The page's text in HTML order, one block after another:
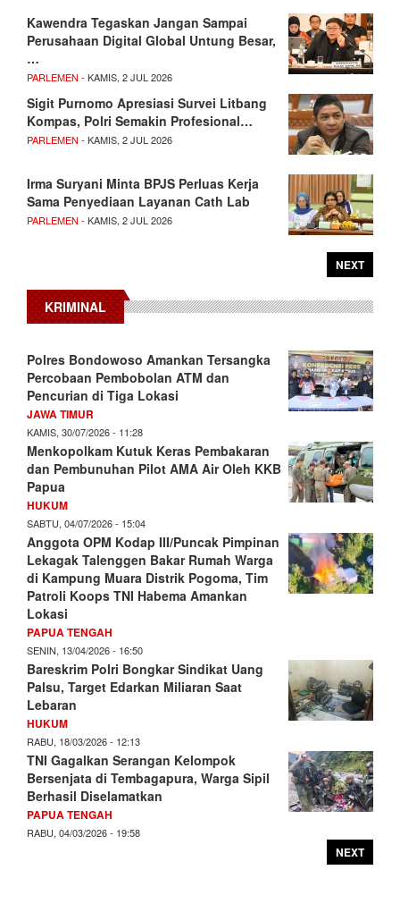
Kawendra Tegaskan Jangan Sampai
Perusahaan Digital Global Untung Besar,
…
PARLEMEN - KAMIS, 2 JUL 2026
Sigit Purnomo Apresiasi Survei Litbang
Kompas, Polri Semakin Profesional…
PARLEMEN - KAMIS, 2 JUL 2026
Irma Suryani Minta BPJS Perluas Kerja
Sama Penyediaan Layanan Cath Lab
PARLEMEN - KAMIS, 2 JUL 2026
NEXT
KRIMINAL
Polres Bondowoso Amankan Tersangka
Percobaan Pembobolan ATM dan
Pencurian di Tiga Lokasi
JAWA TIMUR
KAMIS, 30/07/2026 - 11:28
Menkopolkam Kutuk Keras Pembakaran
dan Pembunuhan Pilot AMA Air Oleh KKB
Papua
HUKUM
SABTU, 04/07/2026 - 15:04
Anggota OPM Kodap III/Puncak Pimpinan
Lekagak Talenggen Bakar Rumah Warga
di Kampung Muara Distrik Pogoma, Tim
Patroli Koops TNI Habema Amankan
Lokasi
PAPUA TENGAH
SENIN, 13/04/2026 - 16:50
Bareskrim Polri Bongkar Sindikat Uang
Palsu, Target Edarkan Miliaran Saat
Lebaran
HUKUM
RABU, 18/03/2026 - 12:13
TNI Gagalkan Serangan Kelompok
Bersenjata di Tembagapura, Warga Sipil
Berhasil Diselamatkan
PAPUA TENGAH
RABU, 04/03/2026 - 19:58
NEXT